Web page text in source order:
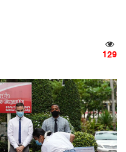
129